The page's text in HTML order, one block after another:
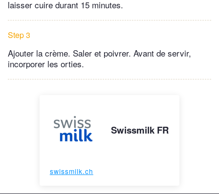
laisser cuire durant 15 minutes.
Step 3
Ajouter la crème. Saler et poivrer. Avant de servir,
incorporer les orties.
Swissmilk FR
swissmilk.ch